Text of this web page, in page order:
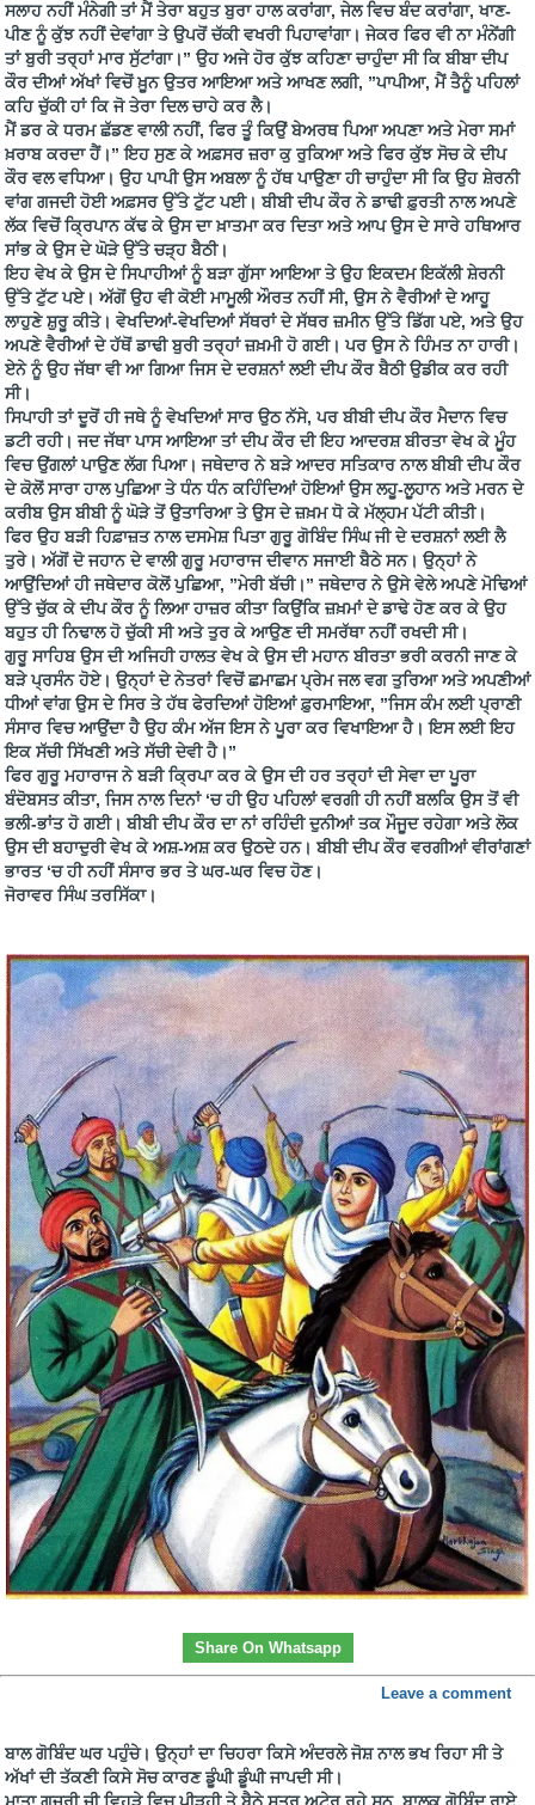
ਸਲਾਹ ਨਹੀਂ ਮੰਨੇਗੀ ਤਾਂ ਮੈਂ ਤੇਰਾ ਬਹੁਤ ਬੁਰਾ ਹਾਲ ਕਰਾਂਗਾ, ਜੇਲ ਵਿਚ ਬੰਦ ਕਰਾਂਗਾ, ਖਾਣ-
ਪੀਣ ਨੂੰ ਕੁੱਝ ਨਹੀਂ ਦੇਵਾਂਗਾ ਤੇ ਉਪਰੋਂ ਚੱਕੀ ਵਖਰੀ ਪਿਹਾਵਾਂਗਾ। ਜੇਕਰ ਫਿਰ ਵੀ ਨਾ ਮੰਨੇਂਗੀ
ਤਾਂ ਬੁਰੀ ਤਰ੍ਹਾਂ ਮਾਰ ਸੁੱਟਾਂਗਾ।” ਉਹ ਅਜੇ ਹੋਰ ਕੁੱਝ ਕਹਿਣਾ ਚਾਹੁੰਦਾ ਸੀ ਕਿ ਬੀਬਾ ਦੀਪ
ਕੌਰ ਦੀਆਂ ਅੱਖਾਂ ਵਿਚੋਂ ਖ਼ੂਨ ਉਤਰ ਆਇਆ ਅਤੇ ਆਖਣ ਲਗੀ, ”ਪਾਪੀਆ, ਮੈਂ ਤੈਨੂੰ ਪਹਿਲਾਂ
ਕਹਿ ਚੁੱਕੀ ਹਾਂ ਕਿ ਜੋ ਤੇਰਾ ਦਿਲ ਚਾਹੇ ਕਰ ਲੈ।
ਮੈਂ ਡਰ ਕੇ ਧਰਮ ਛੱਡਣ ਵਾਲੀ ਨਹੀਂ, ਫਿਰ ਤੂੰ ਕਿਉਂ ਬੇਅਰਥ ਪਿਆ ਅਪਣਾ ਅਤੇ ਮੇਰਾ ਸਮਾਂ
ਖ਼ਰਾਬ ਕਰਦਾ ਹੈਂ।” ਇਹ ਸੁਣ ਕੇ ਅਫ਼ਸਰ ਜ਼ਰਾ ਕੁ ਰੁਕਿਆ ਅਤੇ ਫਿਰ ਕੁੱਝ ਸੋਚ ਕੇ ਦੀਪ
ਕੌਰ ਵਲ ਵਧਿਆ। ਉਹ ਪਾਪੀ ਉਸ ਅਬਲਾ ਨੂੰ ਹੱਥ ਪਾਉਣਾ ਹੀ ਚਾਹੁੰਦਾ ਸੀ ਕਿ ਉਹ ਸ਼ੇਰਨੀ
ਵਾਂਗ ਗਜਦੀ ਹੋਈ ਅਫ਼ਸਰ ਉੱਤੇ ਟੁੱਟ ਪਈ। ਬੀਬੀ ਦੀਪ ਕੌਰ ਨੇ ਡਾਢੀ ਫ਼ੁਰਤੀ ਨਾਲ ਅਪਣੇ
ਲੱਕ ਵਿਚੋਂ ਕ੍ਰਿਪਾਨ ਕੱਢ ਕੇ ਉਸ ਦਾ ਖ਼ਾਤਮਾ ਕਰ ਦਿਤਾ ਅਤੇ ਆਪ ਉਸ ਦੇ ਸਾਰੇ ਹਥਿਆਰ
ਸਾਂਭ ਕੇ ਉਸ ਦੇ ਘੋੜੇ ਉੱਤੇ ਚੜ੍ਹ ਬੈਠੀ।
ਇਹ ਵੇਖ ਕੇ ਉਸ ਦੇ ਸਿਪਾਹੀਆਂ ਨੂੰ ਬੜਾ ਗੁੱਸਾ ਆਇਆ ਤੇ ਉਹ ਇਕਦਮ ਇਕੱਲੀ ਸ਼ੇਰਨੀ
ਉੱਤੇ ਟੁੱਟ ਪਏ। ਅੱਗੋਂ ਉਹ ਵੀ ਕੋਈ ਮਾਮੂਲੀ ਔਰਤ ਨਹੀਂ ਸੀ, ਉਸ ਨੇ ਵੈਰੀਆਂ ਦੇ ਆਹੂ
ਲਾਹੁਣੇ ਸ਼ੁਰੂ ਕੀਤੇ। ਵੇਖਦਿਆਂ-ਵੇਖਦਿਆਂ ਸੱਥਰਾਂ ਦੇ ਸੱਥਰ ਜ਼ਮੀਨ ਉੱਤੇ ਡਿੱਗ ਪਏ, ਅਤੇ ਉਹ
ਅਪਣੇ ਵੈਰੀਆਂ ਦੇ ਹੱਥੋਂ ਡਾਢੀ ਬੁਰੀ ਤਰ੍ਹਾਂ ਜ਼ਖ਼ਮੀ ਹੋ ਗਈ। ਪਰ ਉਸ ਨੇ ਹਿੰਮਤ ਨਾ ਹਾਰੀ।
ਏਨੇ ਨੂੰ ਉਹ ਜੱਥਾ ਵੀ ਆ ਗਿਆ ਜਿਸ ਦੇ ਦਰਸ਼ਨਾਂ ਲਈ ਦੀਪ ਕੌਰ ਬੈਠੀ ਉਡੀਕ ਕਰ ਰਹੀ
ਸੀ।
ਸਿਪਾਹੀ ਤਾਂ ਦੂਰੋਂ ਹੀ ਜਥੇ ਨੂੰ ਵੇਖਦਿਆਂ ਸਾਰ ਉਠ ਨੱਸੇ, ਪਰ ਬੀਬੀ ਦੀਪ ਕੌਰ ਮੈਦਾਨ ਵਿਚ
ਡਟੀ ਰਹੀ। ਜਦ ਜੱਥਾ ਪਾਸ ਆਇਆ ਤਾਂ ਦੀਪ ਕੌਰ ਦੀ ਇਹ ਆਦਰਸ਼ ਬੀਰਤਾ ਵੇਖ ਕੇ ਮੂੰਹ
ਵਿਚ ਉਂਗਲਾਂ ਪਾਉਣ ਲੱਗ ਪਿਆ। ਜਥੇਦਾਰ ਨੇ ਬੜੇ ਆਦਰ ਸਤਿਕਾਰ ਨਾਲ ਬੀਬੀ ਦੀਪ ਕੌਰ
ਦੇ ਕੋਲੋਂ ਸਾਰਾ ਹਾਲ ਪੁਛਿਆ ਤੇ ਧੰਨ ਧੰਨ ਕਹਿੰਦਿਆਂ ਹੋਇਆਂ ਉਸ ਲਹੂ-ਲੂਹਾਨ ਅਤੇ ਮਰਨ ਦੇ
ਕਰੀਬ ਉਸ ਬੀਬੀ ਨੂੰ ਘੋੜੇ ਤੋਂ ਉਤਾਰਿਆ ਤੇ ਉਸ ਦੇ ਜ਼ਖ਼ਮ ਧੋ ਕੇ ਮੱਲ੍ਹਮ ਪੱਟੀ ਕੀਤੀ।
ਫਿਰ ਉਹ ਬੜੀ ਹਿਫ਼ਾਜ਼ਤ ਨਾਲ ਦਸਮੇਸ਼ ਪਿਤਾ ਗੁਰੂ ਗੋਬਿੰਦ ਸਿੰਘ ਜੀ ਦੇ ਦਰਸ਼ਨਾਂ ਲਈ ਲੈ
ਤੁਰੇ। ਅੱਗੋਂ ਦੋ ਜਹਾਨ ਦੇ ਵਾਲੀ ਗੁਰੂ ਮਹਾਰਾਜ ਦੀਵਾਨ ਸਜਾਈ ਬੈਠੇ ਸਨ। ਉਨ੍ਹਾਂ ਨੇ
ਆਉਂਦਿਆਂ ਹੀ ਜਥੇਦਾਰ ਕੋਲੋਂ ਪੁਛਿਆ, ”ਮੇਰੀ ਬੱਚੀ।” ਜਥੇਦਾਰ ਨੇ ਉਸੇ ਵੇਲੇ ਅਪਣੇ ਮੋਢਿਆਂ
ਉੱਤੇ ਚੁੱਕ ਕੇ ਦੀਪ ਕੌਰ ਨੂੰ ਲਿਆ ਹਾਜ਼ਰ ਕੀਤਾ ਕਿਉਂਕਿ ਜ਼ਖ਼ਮਾਂ ਦੇ ਡਾਢੇ ਹੋਣ ਕਰ ਕੇ ਉਹ
ਬਹੁਤ ਹੀ ਨਿਢਾਲ ਹੋ ਚੁੱਕੀ ਸੀ ਅਤੇ ਤੁਰ ਕੇ ਆਉਣ ਦੀ ਸਮਰੱਥਾ ਨਹੀਂ ਰਖਦੀ ਸੀ।
ਗੁਰੂ ਸਾਹਿਬ ਉਸ ਦੀ ਅਜਿਹੀ ਹਾਲਤ ਵੇਖ ਕੇ ਉਸ ਦੀ ਮਹਾਨ ਬੀਰਤਾ ਭਰੀ ਕਰਨੀ ਜਾਣ ਕੇ
ਬੜੇ ਪ੍ਰਸੰਨ ਹੋਏ। ਉਨ੍ਹਾਂ ਦੇ ਨੇਤਰਾਂ ਵਿਚੋਂ ਛਮਾਛਮ ਪ੍ਰੇਮ ਜਲ ਵਗ ਤੁਰਿਆ ਅਤੇ ਅਪਣੀਆਂ
ਧੀਆਂ ਵਾਂਗ ਉਸ ਦੇ ਸਿਰ ਤੇ ਹੱਥ ਫੇਰਦਿਆਂ ਹੋਇਆਂ ਫ਼ੁਰਮਾਇਆ, ”ਜਿਸ ਕੰਮ ਲਈ ਪ੍ਰਾਣੀ
ਸੰਸਾਰ ਵਿਚ ਆਉਂਦਾ ਹੈ ਉਹ ਕੰਮ ਅੱਜ ਇਸ ਨੇ ਪੂਰਾ ਕਰ ਵਿਖਾਇਆ ਹੈ। ਇਸ ਲਈ ਇਹ
ਇਕ ਸੱਚੀ ਸਿੱਖਣੀ ਅਤੇ ਸੱਚੀ ਦੇਵੀ ਹੈ।”
ਫਿਰ ਗੁਰੂ ਮਹਾਰਾਜ ਨੇ ਬੜੀ ਕ੍ਰਿਪਾ ਕਰ ਕੇ ਉਸ ਦੀ ਹਰ ਤਰ੍ਹਾਂ ਦੀ ਸੇਵਾ ਦਾ ਪੂਰਾ
ਬੰਦੋਬਸਤ ਕੀਤਾ, ਜਿਸ ਨਾਲ ਦਿਨਾਂ ‘ਚ ਹੀ ਉਹ ਪਹਿਲਾਂ ਵਰਗੀ ਹੀ ਨਹੀਂ ਬਲਕਿ ਉਸ ਤੋਂ ਵੀ
ਭਲੀ-ਭਾਂਤ ਹੋ ਗਈ। ਬੀਬੀ ਦੀਪ ਕੌਰ ਦਾ ਨਾਂ ਰਹਿੰਦੀ ਦੁਨੀਆਂ ਤਕ ਮੌਜੂਦ ਰਹੇਗਾ ਅਤੇ ਲੋਕ
ਉਸ ਦੀ ਬਹਾਦੁਰੀ ਵੇਖ ਕੇ ਅਸ਼-ਅਸ਼ ਕਰ ਉਠਦੇ ਹਨ। ਬੀਬੀ ਦੀਪ ਕੌਰ ਵਰਗੀਆਂ ਵੀਰਾਂਗਣਾਂ
ਭਾਰਤ ‘ਚ ਹੀ ਨਹੀਂ ਸੰਸਾਰ ਭਰ ਤੇ ਘਰ-ਘਰ ਵਿਚ ਹੋਣ।
ਜੋਰਾਵਰ ਸਿੰਘ ਤਰਸਿੱਕਾ।
Share On Whatsapp
Leave a comment
ਬਾਲ ਗੋਬਿੰਦ ਘਰ ਪਹੁੰਚੇ। ਉਨ੍ਹਾਂ ਦਾ ਚਿਹਰਾ ਕਿਸੇ ਅੰਦਰਲੇ ਜੋਸ਼ ਨਾਲ ਭਖ ਰਿਹਾ ਸੀ ਤੇ
ਅੱਖਾਂ ਦੀ ਤੱਕਣੀ ਕਿਸੇ ਸੋਚ ਕਾਰਣ ਡੂੰਘੀ ਡੂੰਘੀ ਜਾਪਦੀ ਸੀ।